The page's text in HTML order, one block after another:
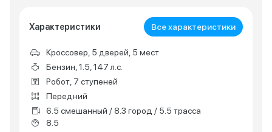
Характеристики Все характеристики
Кроссовер, 5 дверей, 5 мест
Бензин, 1.5, 147 л.с.
Робот, 7 ступеней
Передний
6.5 смешанный / 8.3 город / 5.5 трасса
8.5